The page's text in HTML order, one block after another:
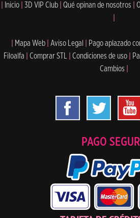
Inicio 3D VIP Club Qué opinan de nosotros
Mapa Web Aviso Legal Pago aplazado
Filoalfa
Comprar STL Condiciones de uso
Cambios
PAGO